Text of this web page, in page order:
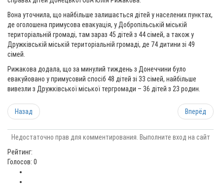
Вона уточнила, що найбільше залишається дітей у населених пунктах,
де оголошена примусова евакуація, у Добропільській міській
територіальній громаді, там зараз 45 дітей з 44 сімей, а також у
Дружківській міській територіальній громаді, де 74 дитини зі 49
сімей.
Рижакова додала, що за минулий тиждень з Донеччини було
евакуйовано у примусовий спосіб 48 дітей зі 33 сімей, найбільше
вивезли з Дружківської міської тергромади – 36 дітей з 23 родин.
Назад Вперёд
Недостаточно прав для комментирования. Выполните вход на сайт
Рейтинг:
Голосов: 0